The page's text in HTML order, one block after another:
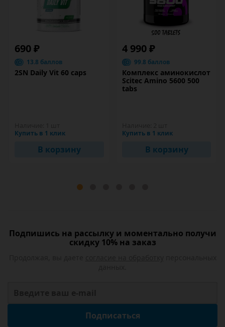
690 ₽
13.8 баллов
2SN Daily Vit 60 caps
Купить в 1 клик
В корзину
4 990 ₽
99.8 баллов
Комплекс аминокислот
Scitec Amino 5600 500
tabs
Купить в 1 клик
В корзину
Подпишись на рассылку и моментально получи
скидку 10% на заказ
Подписаться